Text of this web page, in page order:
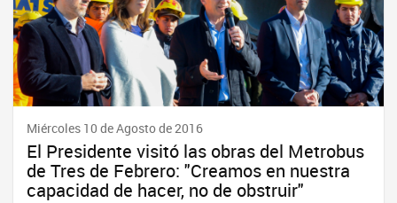
Miércoles 10 de Agosto de 2016
El Presidente visitó las obras del Metrobus
de Tres de Febrero: "Creamos en nuestra
capacidad de hacer, no de obstruir"